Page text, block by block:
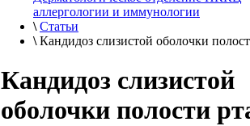
аллергологии и иммунологии
\Статьи
\Кандидоз слизистой оболочки
Кандидоз слизистой
оболочки полости